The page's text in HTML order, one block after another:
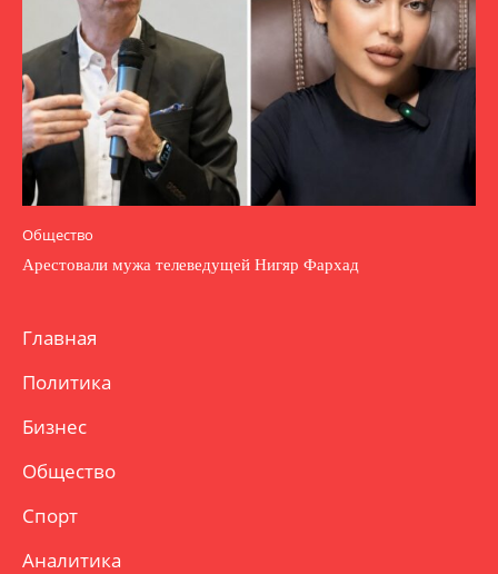
Общество
Арестовали мужа телеведущей Нигяр Фархад
Главная
Политика
Бизнес
Общество
Спорт
Аналитика